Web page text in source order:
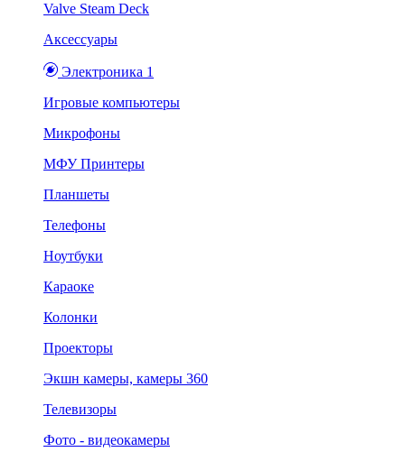
Valve Steam Deck
Аксессуары
Электроника 1
Игровые компьютеры
Микрофоны
МФУ Принтеры
Планшеты
Телефоны
Ноутбуки
Караоке
Колонки
Проекторы
Экшн камеры, камеры 360
Телевизоры
Фото - видеокамеры